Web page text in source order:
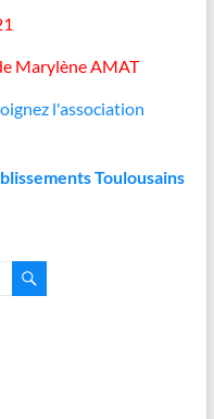
Marylène AMAT
l'association
Toulousains